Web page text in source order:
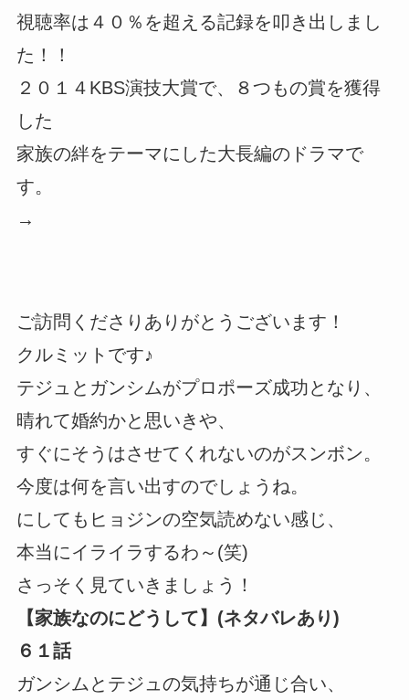
視聴率は４０％を超える記録を叩き出しまし
た！！
２０１４KBS演技大賞で、８つもの賞を獲得
した
家族の絆をテーマにした大長編のドラマで
す。
→
ご訪問くださりありがとうございます！
クルミットです♪
テジュとガンシムがプロポーズ成功となり、
晴れて婚約かと思いきや、
すぐにそうはさせてくれないのがスンボン。
今度は何を言い出すのでしょうね。
にしてもヒョジンの空気読めない感じ、
本当にイライラするわ～(笑)
さっそく見ていきましょう！
【家族なのにどうして】(ネタバレあり)
６１話
ガンシムとテジュの気持ちが通じ合い、